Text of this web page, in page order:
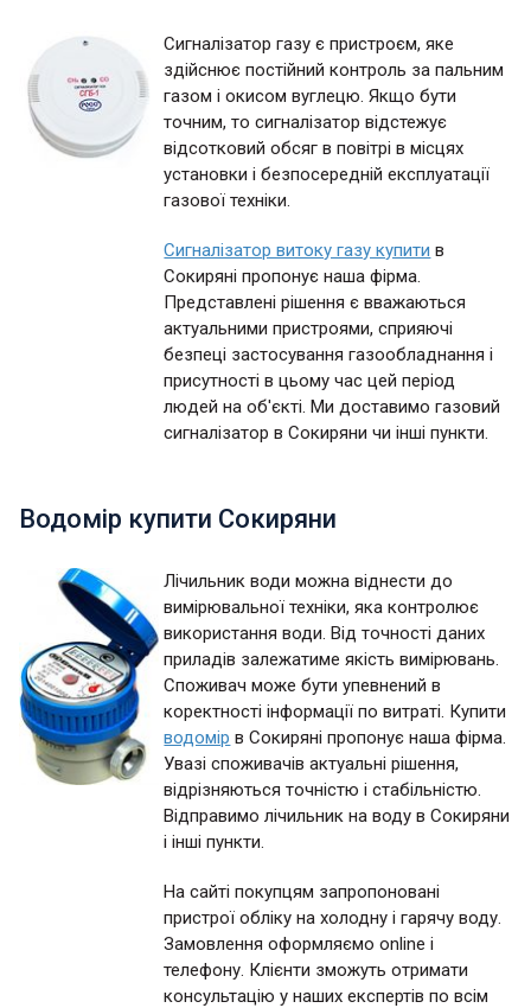
Сигналізатор газу є пристроєм, яке
здійснює постійний контроль за пальним
газом і окисом вуглецю. Якщо бути
точним, то сигналізатор відстежує
відсотковий обсяг в повітрі в місцях
установки і безпосередній експлуатації
газової техніки.
Сигналізатор витоку газу купити в
Сокиряні пропонує наша фірма.
Представлені рішення є вважаються
актуальними пристроями, сприяючі
безпеці застосування газообладнання і
присутності в цьому час цей період
людей на об'єкті. Ми доставимо газовий
сигналізатор в Сокиряни чи інші пункти.
Водомір купити Сокиряни
Лічильник води можна віднести до
вимірювальної техніки, яка контролює
використання води. Від точності даних
приладів залежатиме якість вимірювань.
Споживач може бути упевнений в
коректності інформації по витраті. Купити
водомір в Сокиряні пропонує наша фірма.
Увазі споживачів актуальні рішення,
відрізняються точністю і стабільністю.
Відправимо лічильник на воду в Сокиряни
і інші пункти.
На сайті покупцям запропоновані
пристрої обліку на холодну і гарячу воду.
Замовлення оформляємо online і
телефону. Клієнти зможуть отримати
консультацію у наших експертів по всім